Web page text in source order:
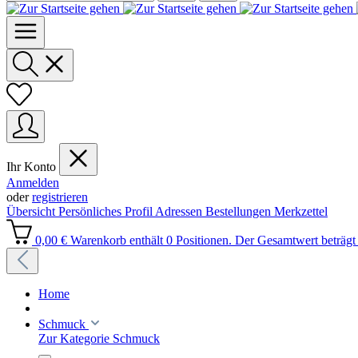
Ihr Konto
Anmelden
oderregistrieren
Übersicht Persönliches Profil Adressen Bestellungen Merkzettel
0,00 € Warenkorb enthält 0 Positionen. Der Gesamtwert
Home
Schmuck
Zur Kategorie Schmuck